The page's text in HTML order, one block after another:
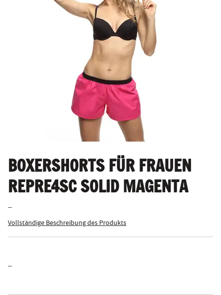
BOXERSHORTS FÜR FRAUEN
REPRE4SC SOLID MAGENTA
--
Vollständige Beschreibung des Produkts
--